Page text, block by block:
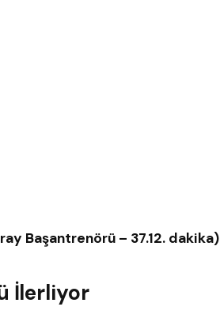
Başantrenörü – 37.12. dakika)
İlerliyor